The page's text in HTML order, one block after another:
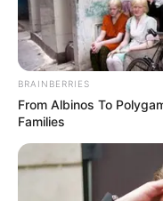
BRAINBERRIES
From Albinos To
Families